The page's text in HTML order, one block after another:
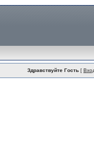
Здравствуйте Гость [